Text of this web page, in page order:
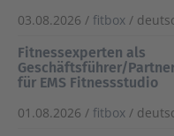
03.08.2026 / fitbox /
Fitnessexperten als
Geschäftsführer/
für EMS Fitnessstudio
01.08.2026 / fitbox /